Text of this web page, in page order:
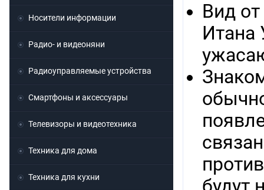
Вид
Итана
Носители информации
Радио- и видеоняни
Радиоуправляемые устройства
Смартфоны и аксессуары
Телевизоры и видеотехника
Техника для дома
Техника для кухни